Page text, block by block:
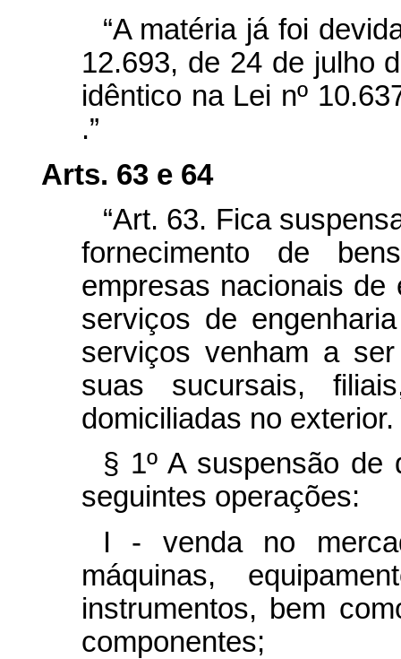
“A matéria já foi
12.693, de 24 de julho
idêntico na Lei nº
.”
Arts. 63 e 64
“Art. 63. Fica
fornecimento de
empresas nacionais de
serviços de
serviços venham a
suas sucursais,
domiciliadas no exterior.
§ 1º A suspensão
seguintes operações:
I - venda no
máquinas,
instrumentos, bem
componentes;